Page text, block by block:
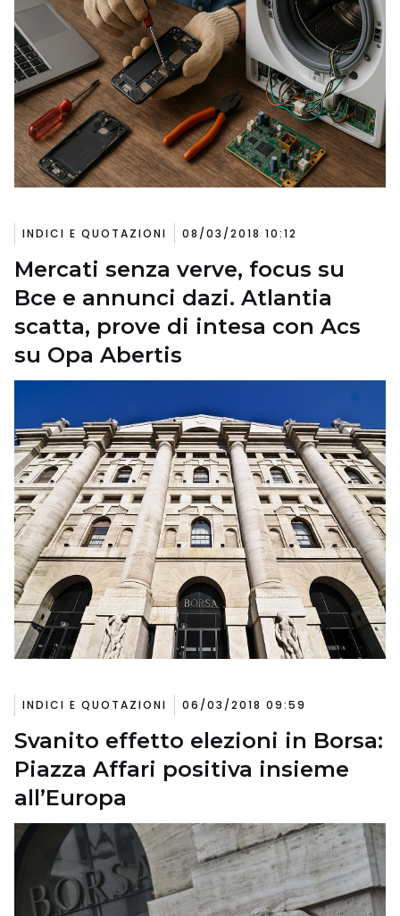
INDICI E QUOTAZIONI 08/03/2018 10:12
Mercati senza verve, focus su
Bce e annunci dazi. Atlantia
scatta, prove di intesa con Acs
su Opa Abertis
INDICI E QUOTAZIONI 06/03/2018 09:59
Svanito effetto elezioni in Borsa:
Piazza Affari positiva insieme
all’Europa